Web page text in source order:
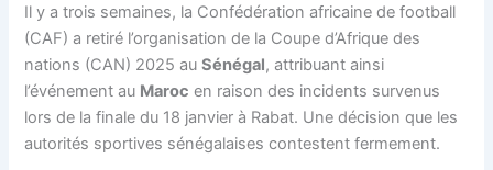
Il y a trois semaines, la Confédération africaine de football
(CAF) a retiré l’organisation de la Coupe d’Afrique des
nations (CAN) 2025 auSénégal, attribuant ainsi
l’événement au Maroc en raison des incidents survenus
lors de la finale du 18 janvier à Rabat. Une décision que les
autorités sportives sénégalaises contestent fermement.